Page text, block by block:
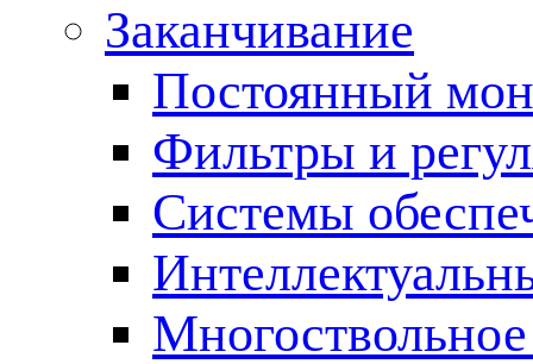
Заканчивание
Постоянный
Фильтры и
Cистемы